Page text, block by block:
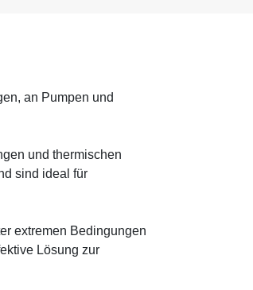
an Pumpen und
und thermischen
sind ideal für
extremen Bedingungen
Lösung zur